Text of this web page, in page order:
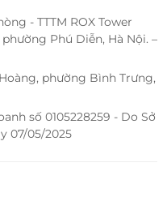
- TTTM ROX Tower
Phú Diễn, Hà Nội. –
phường Bình Trưng,
số 0105228259 - Do Sở
07/05/2025